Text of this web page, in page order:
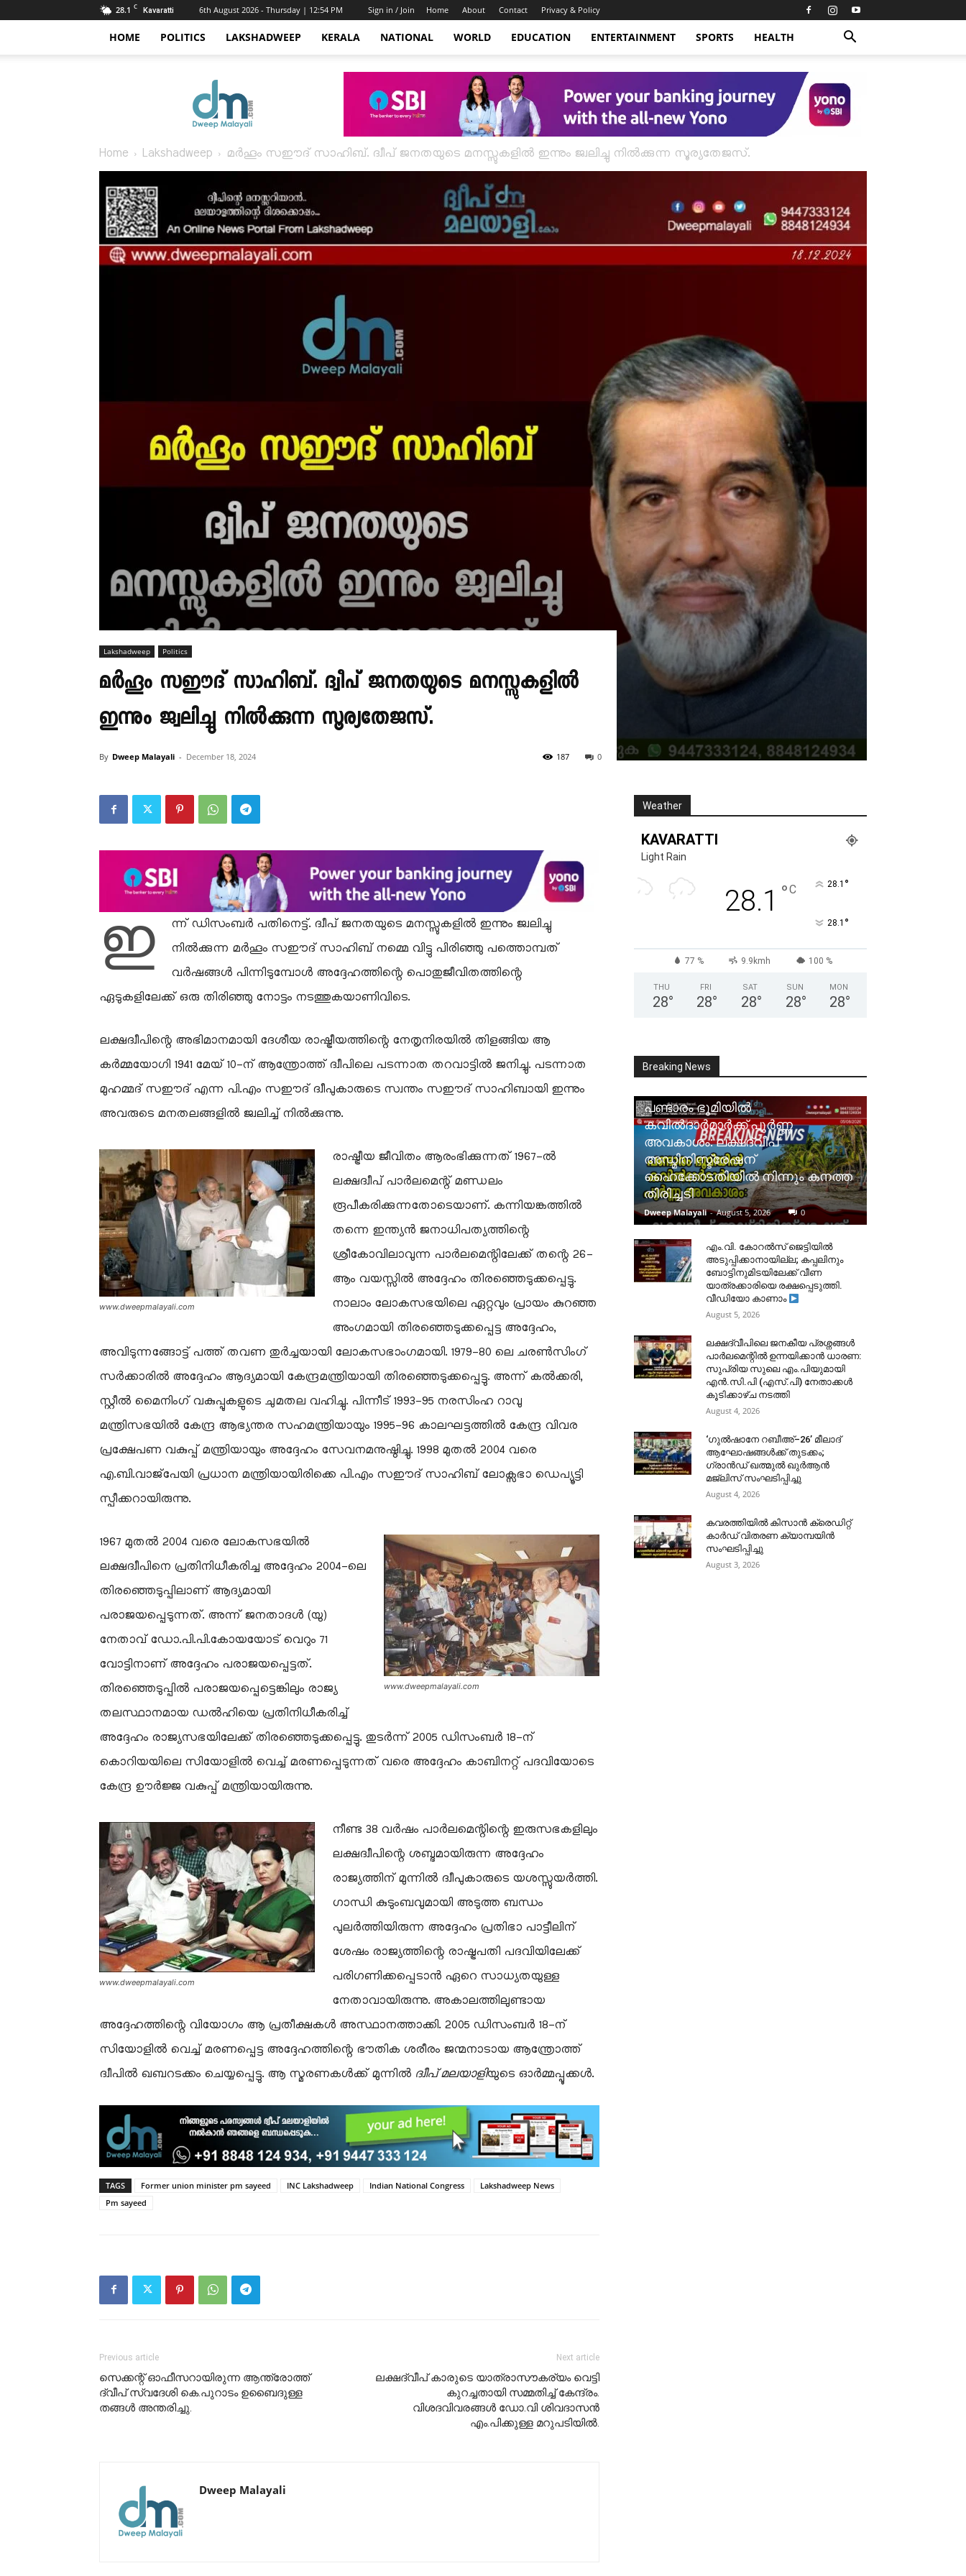
28.1 C Kavaratti 6th August 2026 - Thursday | 12:54 PM Sign in / Join Home About Contact Privacy & Policy
HOME POLITICS LAKSHADWEEP KERALA NATIONAL WORLD EDUCATION ENTERTAINMENT SPORTS HEALTH
Home Lakshadweep മർഹൂം സഈദ് സാഹിബ്. ദ്വീപ് ജനതയുടെ മനസ്സുകളിൽ ഇന്നും ജ്വലിച്ചു നിൽക്കുന്ന സൂര്യതേജസ്.
Lakshadweep Politics
മർഹൂം സഈദ് സാഹിബ്. ദ്വീപ് ജനതയുടെ മനസ്സുകളിൽ
ഇന്നും ജ്വലിച്ചു നിൽക്കുന്ന സൂര്യതേജസ്.
By Dweep Malayali - December 18, 2024 0
187
ഇ
ന്ന് ഡിസംബർ പതിനെട്ട്. ദ്വീപ് ജനതയുടെ മനസ്സുകളിൽ ഇന്നും ജ്വലിച്ചു
നിൽക്കുന്ന മർഹൂം സഈദ് സാഹിബ് നമ്മെ വിട്ടു പിരിഞ്ഞു പത്തൊമ്പത്
വർഷങ്ങൾ പിന്നിടുമ്പോൾ അദ്ദേഹത്തിന്റെ പൊതുജീവിതത്തിന്റെ
ഏടുകളിലേക്ക് ഒരു തിരിഞ്ഞു നോട്ടം നടത്തുകയാണിവിടെ.
ലക്ഷദ്വീപിന്റെ അഭിമാനമായി ദേശീയ രാഷ്ട്രീയത്തിന്റെ നേതൃനിരയിൽ തിളങ്ങിയ ആ
കർമ്മയോഗി 1941 മേയ് 10-ന് ആന്ത്രോത്ത് ദ്വീപിലെ പടന്നാത തറവാട്ടിൽ ജനിച്ചു. പടന്നാത
മുഹമ്മദ് സഈദ് എന്ന പി.എം സഈദ് ദ്വീപുകാരുടെ സ്വന്തം സഈദ് സാഹിബായി ഇന്നും
അവരുടെ മനതലങ്ങളിൽ ജ്വലിച്ച് നിൽക്കുന്നു.
www.dweepmalayali.com
രാഷ്ട്രീയ ജീവിതം ആരംഭിക്കുന്നത് 1967-ൽ
ലക്ഷദ്വീപ് പാർലമെന്റ് മണ്ഡലം
രൂപീകരിക്കുന്നതോടെയാണ്. കന്നിയങ്കത്തിൽ
തന്നെ ഇന്ത്യൻ ജനാധിപത്യത്തിന്റെ
ശ്രീകോവിലാവുന്ന പാർലമെന്റിലേക്ക് തന്റെ 26-
ആം വയസ്സിൽ അദ്ദേഹം തിരഞ്ഞെടുക്കപ്പെട്ടു.
നാലാം ലോകസഭയിലെ ഏറ്റവും പ്രായം കുറഞ്ഞ
അംഗമായി തിരഞ്ഞെടുക്കപ്പെട്ട അദ്ദേഹം,
അവിടുന്നങ്ങോട്ട് പത്ത് തവണ തുർച്ചയായി ലോകസഭാംഗമായി. 1979-80 ലെ ചരൺസിംഗ്
സർക്കാരിൽ അദ്ദേഹം ആദ്യമായി കേന്ദ്രമന്ത്രിയായി തിരഞ്ഞെടുക്കപ്പെട്ടു. അന്ന് കൽക്കരി,
സ്റ്റീൽ മൈനിംഗ് വകുപ്പുകളുടെ ചുമതല വഹിച്ചു. പിന്നീട് 1993-95 നരസിംഹ റാവു
മന്ത്രിസഭയിൽ കേന്ദ്ര ആഭ്യന്തര സഹമന്ത്രിയായും 1995-96 കാലഘട്ടത്തിൽ കേന്ദ്ര വിവര
പ്രക്ഷേപണ വകുപ്പ് മന്ത്രിയായും അദ്ദേഹം സേവനമനുഷ്ഠിച്ചു. 1998 മുതൽ 2004 വരെ
എ.ബി.വാജ്പേയി പ്രധാന മന്ത്രിയായിരിക്കെ പി.എം സഈദ് സാഹിബ് ലോക്സഭാ ഡെപ്യൂട്ടി
സ്പീക്കറായിരുന്നു.
www.dweepmalayali.com
1967 മുതൽ 2004 വരെ ലോകസഭയിൽ
ലക്ഷദ്വീപിനെ പ്രതിനിധീകരിച്ച അദ്ദേഹം 2004-ലെ
തിരഞ്ഞെടുപ്പിലാണ് ആദ്യമായി
പരാജയപ്പെടുന്നത്. അന്ന് ജനതാദൾ (യു)
നേതാവ് ഡോ.പി.പി.കോയയോട് വെറും 71
വോട്ടിനാണ് അദ്ദേഹം പരാജയപ്പെട്ടത്.
തിരഞ്ഞെടുപ്പിൽ പരാജയപ്പെട്ടെങ്കിലും രാജ്യ
തലസ്ഥാനമായ ഡൽഹിയെ പ്രതിനിധീകരിച്ച്
അദ്ദേഹം രാജ്യസഭയിലേക്ക് തിരഞ്ഞെടുക്കപ്പെട്ടു. തുടർന്ന് 2005 ഡിസംബർ 18-ന്
കൊറിയയിലെ സിയോളിൽ വെച്ച് മരണപ്പെടുന്നത് വരെ അദ്ദേഹം കാബിനറ്റ് പദവിയോടെ
കേന്ദ്ര ഊർജ്ജ വകുപ്പ് മന്ത്രിയായിരുന്നു.
www.dweepmalayali.com
നീണ്ട 38 വർഷം പാർലമെന്റിന്റെ ഇരുസഭകളിലും
ലക്ഷദ്വീപിന്റെ ശബ്ദമായിരുന്ന അദ്ദേഹം
രാജ്യത്തിന് മുന്നിൽ ദ്വീപുകാരുടെ യശസ്സുയർത്തി.
ഗാന്ധി കുടുംബവുമായി അടുത്ത ബന്ധം
പുലർത്തിയിരുന്ന അദ്ദേഹം പ്രതിഭാ പാട്ടീലിന്
ശേഷം രാജ്യത്തിന്റെ രാഷ്ട്രപതി പദവിയിലേക്ക്
പരിഗണിക്കപ്പെടാൻ ഏറെ സാധ്യതയുള്ള
നേതാവായിരുന്നു. അകാലത്തിലുണ്ടായ
അദ്ദേഹത്തിന്റെ വിയോഗം ആ പ്രതീക്ഷകൾ അസ്ഥാനത്താക്കി. 2005 ഡിസംബർ 18-ന്
സിയോളിൽ വെച്ച് മരണപ്പെട്ട അദ്ദേഹത്തിന്റെ ഭൗതിക ശരീരം ജന്മനാടായ ആന്ത്രോത്ത്
ദ്വീപിൽ ഖബറടക്കം ചെയ്യപ്പെട്ടു. ആ സ്മരണകൾക്ക് മുന്നിൽ ദ്വീപ് മലയാളിയുടെ ഓർമ്മപ്പൂക്കൾ.
TAGS Former union minister pm sayeed INC Lakshadweep Indian National Congress
Lakshadweep News
Pm sayeed
Previous article
സെക്കന്റ് ഓഫീസറായിരുന്ന ആന്ത്രോത്ത്
ദ്വീപ് സ്വദേശി കെ.പുറാടം ഉബൈദുള്ള
തങ്ങൾ അന്തരിച്ചു.
Next article
ലക്ഷദ്വീപ് കാരുടെ യാത്രാസൗകര്യം വെട്ടി
കുറച്ചതായി സമ്മതിച്ച് കേന്ദ്രം.
വിശദവിവരങ്ങൾ ഡോ.വി ശിവദാസൻ
എം.പിക്കുള്ള മറുപടിയിൽ.
Dweep Malayali
Weather
KAVARATTI
Light Rain
28.1 °C 28.1 °
28.1 °
77 % 9.9kmh 100 %
THU
28°
FRI
28°
SAT
28°
SUN
28°
MON
28°
Breaking News
പണ്ടാരം ഭൂമിയിൽ
കവിൽദാർമാർക്ക് പൂർണ്ണ
അവകാശം: ലക്ഷദ്വീപ്
അഡ്മിനിസ്ട്രേഷന്
ഹൈക്കോടതിയിൽ നിന്നും കനത്ത
തിരിച്ചടി
Dweep Malayali - August 5, 2026 0
​എം.വി. കോറൽസ് ജെട്ടിയിൽ
അടുപ്പിക്കാനായില്ല; കപ്പലിനും
ബോട്ടിനുമിടയിലേക്ക് വീണ
യാത്രക്കാരിയെ രക്ഷപ്പെടുത്തി.
വീഡിയോ കാണാം
August 5, 2026
ലക്ഷദ്വീപിലെ ജനകീയ പ്രശ്നങ്ങൾ
പാർലമെന്റിൽ ഉന്നയിക്കാൻ ധാരണ:
സുപ്രിയ സുലെ എം.പിയുമായി
എൻ.സി.പി (എസ്.പി) നേതാക്കൾ
കൂടിക്കാഴ്ച നടത്തി
August 4, 2026
‘ഗുൽഷാനേ റബീഅ്–26’ മീലാദ്
ആഘോഷങ്ങൾക്ക് തുടക്കം;
ഗ്രാൻഡ് ഖത്മുൽ ഖുർആൻ
മജ്‌ലിസ് സംഘടിപ്പിച്ചു
August 4, 2026
കവരത്തിയിൽ കിസാൻ ക്രെഡിറ്റ്
കാർഡ് വിതരണ ക്യാമ്പയിൻ
സംഘടിപ്പിച്ചു
August 3, 2026